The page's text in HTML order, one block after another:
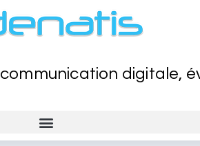
digitale,